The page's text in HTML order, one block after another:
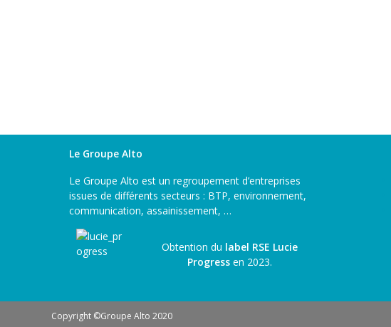
Le Groupe Alto
Le Groupe Alto est un regroupement d’entreprises
issues de différents secteurs : BTP, environnement,
communication, assainissement, …
Obtention du label RSE Lucie
Progressen 2023.
Copyright ©Groupe Alto 2020